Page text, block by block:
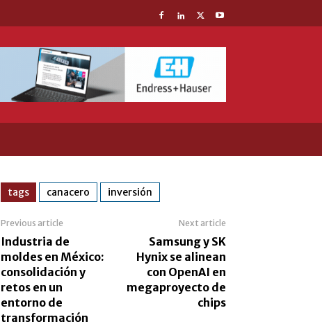
tags canacero inversión
Previous article
Industria de
moldes en México:
consolidación y
retos en un
entorno de
transformación
Next article
Samsung y SK
Hynix se alinean
con OpenAI en
megaproyecto de
chips